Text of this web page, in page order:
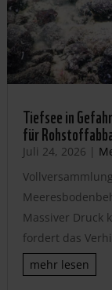
Tiefsee in
für
Juli 24, 2026 |
Massiver Druck
fordert das
mehr lesen